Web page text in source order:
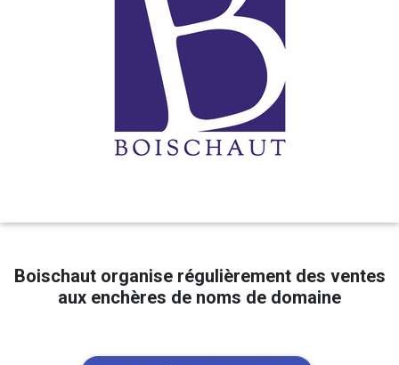
Boischaut organise régulièrement des ventes
aux enchères de noms de domaine